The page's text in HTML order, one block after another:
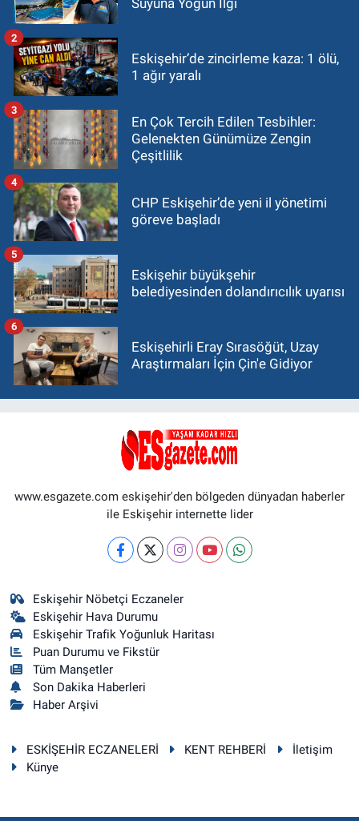
Eskişehir’de zincirleme kaza: 1 ölü,
1 ağır yaralı
2
En Çok Tercih Edilen Tesbihler:
Gelenekten Günümüze Zengin
Çeşitlilik
3
CHP Eskişehir’de yeni il yönetimi
göreve başladı
4
Eskişehir büyükşehir
belediyesinden dolandırıcılık uyarısı
5
Eskişehirli Eray Sırasöğüt, Uzay
Araştırmaları İçin Çin'e Gidiyor
6
www.esgazete.com eskişehir'den bölgeden dünyadan haberler
ile Eskişehir internette lider
Eskişehir Nöbetçi Eczaneler
Eskişehir Hava Durumu
Eskişehir Trafik Yoğunluk Haritası
Puan Durumu ve Fikstür
Tüm Manşetler
Son Dakika Haberleri
Haber Arşivi
ESKİŞEHİR ECZANELERİ KENT REHBERİ
İletişim
Künye